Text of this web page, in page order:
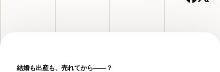
結婚も出産も、売れてから――？